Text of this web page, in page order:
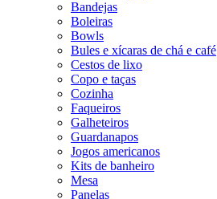
Bandejas
Boleiras
Bowls
Bules e xícaras de chá e café
Cestos de lixo
Copo e taças
Cozinha
Faqueiros
Galheteiros
Guardanapos
Jogos americanos
Kits de banheiro
Mesa
Panelas